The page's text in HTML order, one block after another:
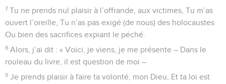
7 Tu ne prends nul plaisir à l’offrande, aux victimes, Tu m’as
ouvert l’oreille, Tu n’as pas exigé (de nous) des holocaustes
Ou bien des sacrifices expiant le péché.
8 Alors, j’ai dit : « Voici, je viens, je me présente – Dans le
rouleau du livre, il est question de moi –
9 Je prends plaisir à faire ta volonté, mon Dieu, Et ta loi est